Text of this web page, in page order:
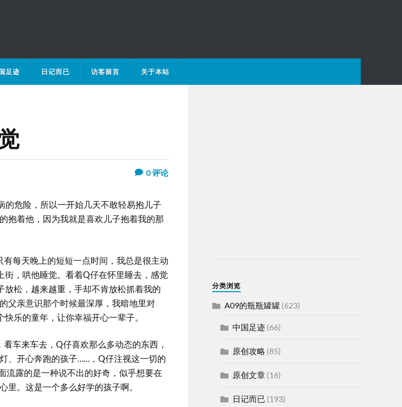
足迹 日记而已 访客留言 关于本站
0评论
危险，所以一开始几天不敢轻易抱儿子
抱着他，因为我就是喜欢儿子抱着我的那
每天晚上的短短一点时间，我总是很主动
，哄他睡觉。看着Q仔在怀里睡去，感觉
松，越来越重，手却不肯放松抓着我的
父亲意识那个时候最深厚，我暗地里对
乐的童年，让你幸福开心一辈子。
车来车去，Q仔喜欢那么多动态的东西，
、开心奔跑的孩子……，Q仔注视这一切的
流露的是一种说不出的好奇，似乎想要在
里。这是一个多么好学的孩子啊。
分类浏览
A09的瓶瓶罐罐(623)
中国足迹(66)
原创攻略 (85)
原创文章(16)
日记而已 (193)